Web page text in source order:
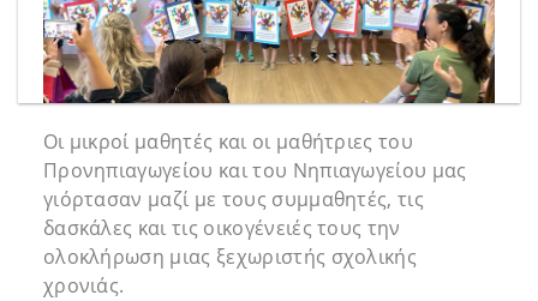
Οι μικροί μαθητές και οι μαθήτριες του
Προνηπιαγωγείου και του Νηπιαγωγείου μας
γιόρτασαν μαζί με τους συμμαθητές, τις
δασκάλες και τις οικογένειές τους την
ολοκλήρωση μιας ξεχωριστής σχολικής
χρονιάς.